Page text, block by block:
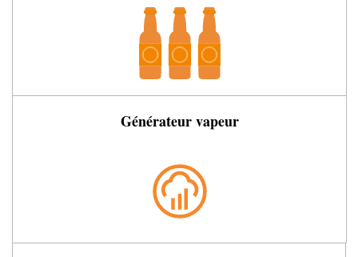
Générateur vapeur